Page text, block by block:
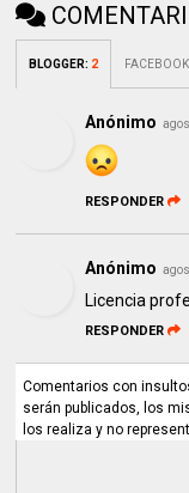
BLOGGER: 2 FACEBOOK
Anónimo
RESPONDER
Anónimo
Licencia
RESPONDER
Comentarios con
serán publicados, los
los realiza y no